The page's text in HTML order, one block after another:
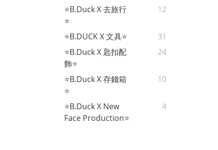
⭐B.Duck X 去旅行
⭐
12
⭐B.DUCK X 文具⭐
31
⭐B.Duck X 匙扣配
飾⭐
24
⭐B.Duck X 存錢箱
⭐
10
⭐B.Duck X New
Face Production⭐
4